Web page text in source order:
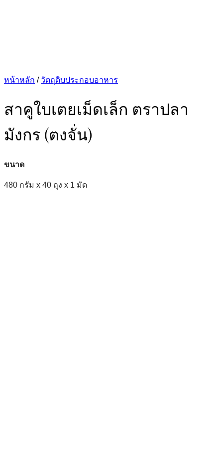
หน้าหลัก / วัตถุดิบประกอบอาหาร
สาคูใบเตยเม็ดเล็ก ตราปลา
มังกร (ตงจั่น)
ขนาด
480 กรัม x 40 ถุง x 1 มัด